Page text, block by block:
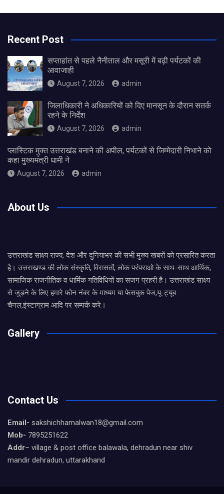
Recent Post
सप्ताहांत से पहले नैनीताल और मसूरी में बढ़ी पर्यटकों की
आवाजाही
August 7, 2026 admin
जिलाधिकारी ने अधिकारियों को दिए मानसून के दौरान सतर्क
रहने के निर्देश
August 7, 2026 admin
प्लास्टिक मुक्त उत्तराखंड बनाने की अपील, पर्यटकों से जिम्मेदारी निभाने को
कहा मुख्यमंत्री धामी ने
August 7, 2026 admin
About Us
उत्तराखंड साक्ष्य राज्य, देश और दुनियाभर की सभी मुख्य खबरों को प्रसारित करता
है। उत्तराखण्ड की लोक संस्कृति, विरासतों, लोक परंपराओ के साथ-साथ आर्थिक,
सामाजिक राजनीतिक व धार्मिक गतिविधियों का सजग प्रहरी है। उत्तराखंड साक्ष्य
से जुड़ने के लिए हमारे फोन नंबर के माध्यम या फेसबुक पेज,यू-ट्यूब
चैनल,इंस्टाग्राम आदि पर सम्पर्क करे।
Gallery
Contact Us
Email- sakshichhamalwan18@gmail.com
Mob- 7895251622
Addr– village & post office balawala, dehradun near shiv
mandir dehradun, uttarakhand